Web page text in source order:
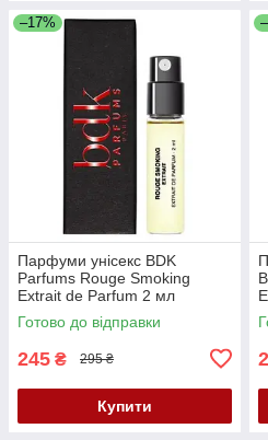
–17%
Парфуми унісекс BDK
Parfums Rouge Smoking
Extrait de Parfum 2 мл
Пробник
Готово до відправки
245 ₴ 295 ₴
Купити